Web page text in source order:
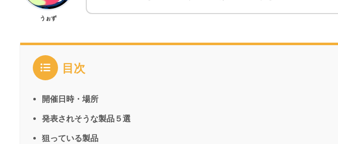
うぉず
目次
開催日時・場所
発表されそうな製品５選
狙っている製品